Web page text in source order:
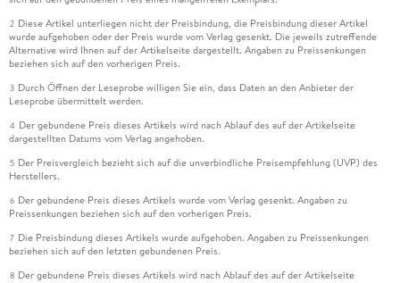
2 Diese Artikel unterliegen nicht der Preisbindung, die Preisbindung dieser Artikel
wurde aufgehoben oder der Preis wurde vom Verlag gesenkt. Die jeweils zutreffende
Alternative wird Ihnen auf der Artikelseite dargestellt. Angaben zu Preissenkungen
beziehen sich auf den vorherigen Preis.
3 Durch Öffnen der Leseprobe willigen Sie ein, dass Daten an den Anbieter der
Leseprobe übermittelt werden.
4 Der gebundene Preis dieses Artikels wird nach Ablauf des auf der Artikelseite
dargestellten Datums vom Verlag angehoben.
5 Der Preisvergleich bezieht sich auf die unverbindliche Preisempfehlung (UVP) des
Herstellers.
6 Der gebundene Preis dieses Artikels wurde vom Verlag gesenkt. Angaben zu
Preissenkungen beziehen sich auf den vorherigen Preis.
7 Die Preisbindung dieses Artikels wurde aufgehoben. Angaben zu Preissenkungen
beziehen sich auf den letzten gebundenen Preis.
8 Der gebundene Preis dieses Artikels wird nach Ablauf des auf der Artikelseite